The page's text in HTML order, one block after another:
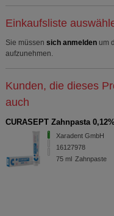
Einkaufsliste
Sie müssen sich anmelden um
aufzunehmen.
Kunden, die dieses
auch
CURASEPT Zahnpasta
Xaradent GmbH
16127978
75 ml Zahnpaste